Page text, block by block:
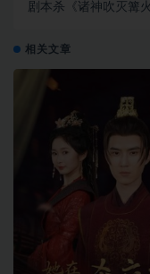
剧本杀《诸神吹灭篝
相关文章